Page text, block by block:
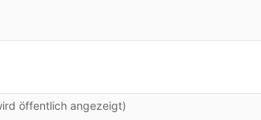
öffentlich angezeigt)